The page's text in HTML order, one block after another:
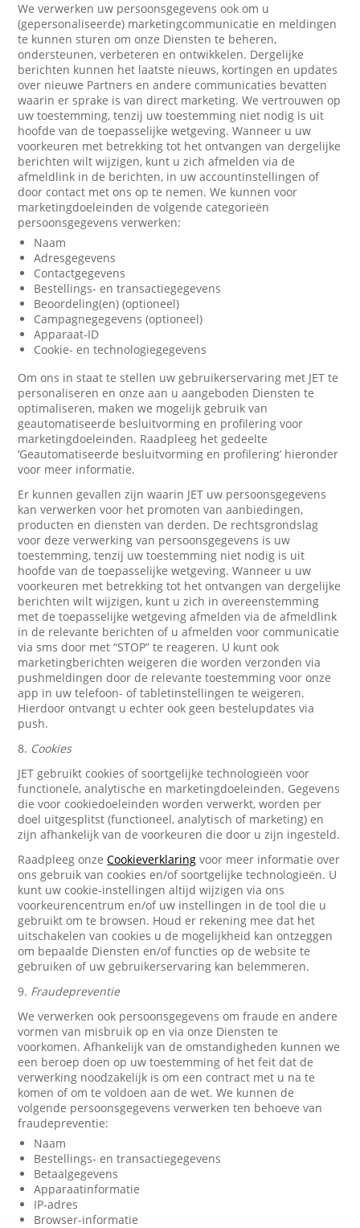
We verwerken uw persoonsgegevens ook om u
(gepersonaliseerde) marketingcommunicatie en meldingen
te kunnen sturen om onze Diensten te beheren,
ondersteunen, verbeteren en ontwikkelen. Dergelijke
berichten kunnen het laatste nieuws, kortingen en updates
over nieuwe Partners en andere communicaties bevatten
waarin er sprake is van direct marketing. We vertrouwen op
uw toestemming, tenzij uw toestemming niet nodig is uit
hoofde van de toepasselijke wetgeving. Wanneer u uw
voorkeuren met betrekking tot het ontvangen van dergelijke
berichten wilt wijzigen, kunt u zich afmelden via de
afmeldlink in de berichten, in uw accountinstellingen of
door contact met ons op te nemen. We kunnen voor
marketingdoeleinden de volgende categorieën
persoonsgegevens verwerken:
Naam
Adresgegevens
Contactgegevens
Bestellings- en transactiegegevens
Beoordeling(en) (optioneel)
Campagnegegevens (optioneel)
Apparaat-ID
Cookie- en technologiegegevens
Om ons in staat te stellen uw gebruikerservaring met JET te
personaliseren en onze aan u aangeboden Diensten te
optimaliseren, maken we mogelijk gebruik van
geautomatiseerde besluitvorming en profilering voor
marketingdoeleinden. Raadpleeg het gedeelte
‘Geautomatiseerde besluitvorming en profilering’ hieronder
voor meer informatie.
Er kunnen gevallen zijn waarin JET uw persoonsgegevens
kan verwerken voor het promoten van aanbiedingen,
producten en diensten van derden. De rechtsgrondslag
voor deze verwerking van persoonsgegevens is uw
toestemming, tenzij uw toestemming niet nodig is uit
hoofde van de toepasselijke wetgeving. Wanneer u uw
voorkeuren met betrekking tot het ontvangen van dergelijke
berichten wilt wijzigen, kunt u zich in overeenstemming
met de toepasselijke wetgeving afmelden via de afmeldlink
in de relevante berichten of u afmelden voor communicatie
via sms door met “STOP” te reageren. U kunt ook
marketingberichten weigeren die worden verzonden via
pushmeldingen door de relevante toestemming voor onze
app in uw telefoon- of tabletinstellingen te weigeren.
Hierdoor ontvangt u echter ook geen bestelupdates via
push.
8. Cookies
JET gebruikt cookies of soortgelijke technologieën voor
functionele, analytische en marketingdoeleinden. Gegevens
die voor cookiedoeleinden worden verwerkt, worden per
doel uitgesplitst (functioneel, analytisch of marketing) en
zijn afhankelijk van de voorkeuren die door u zijn ingesteld.
Raadpleeg onzeCookieverklaring voor meer informatie over
ons gebruik van cookies en/of soortgelijke technologieën. U
kunt uw cookie-instellingen altijd wijzigen via ons
voorkeurencentrum en/of uw instellingen in de tool die u
gebruikt om te browsen. Houd er rekening mee dat het
uitschakelen van cookies u de mogelijkheid kan ontzeggen
om bepaalde Diensten en/of functies op de website te
gebruiken of uw gebruikerservaring kan belemmeren.
9. Fraudepreventie
We verwerken ook persoonsgegevens om fraude en andere
vormen van misbruik op en via onze Diensten te
voorkomen. Afhankelijk van de omstandigheden kunnen we
een beroep doen op uw toestemming of het feit dat de
verwerking noodzakelijk is om een contract met u na te
komen of om te voldoen aan de wet. We kunnen de
volgende persoonsgegevens verwerken ten behoeve van
fraudepreventie:
Naam
Bestellings- en transactiegegevens
Betaalgegevens
Apparaatinformatie
IP-adres
Browser-informatie